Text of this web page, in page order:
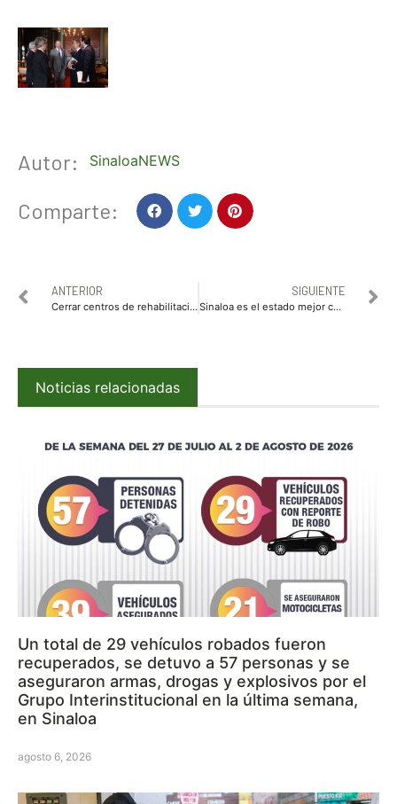
Autor: SinaloaNEWS
Comparte:
ANTERIOR
Cerrar centros de rehabilitación no es la finalidad de COMCA, Ramsés Cazarez
SIGUIENTE
Sinaloa es el estado mejor calificado por Fitch, Moody’s, y Standard and Poor’s*
Noticias relacionadas
Un total de 29 vehículos robados fueron
recuperados, se detuvo a 57 personas y se
aseguraron armas, drogas y explosivos por el
Grupo Interinstitucional en la última semana,
en Sinaloa
agosto 6, 2026